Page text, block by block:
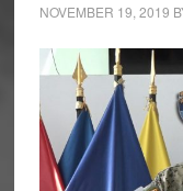
NOVEMBER 19, 2019